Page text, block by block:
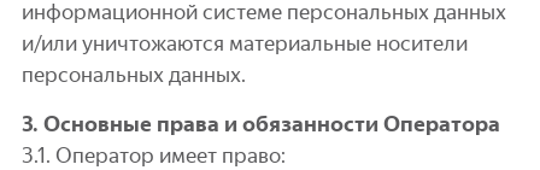
информационной системе персональных данных
и/или уничтожаются материальные носители
персональных данных.
3. Основные права и обязанности Оператора
3.1. Оператор имеет право: